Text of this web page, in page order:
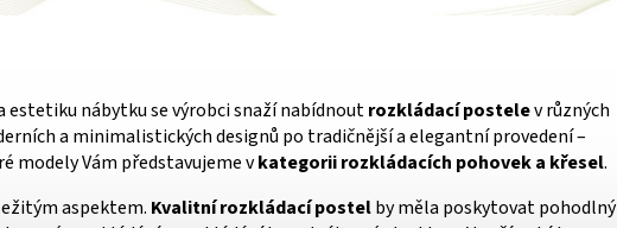
estetiku nábytku se výrobci snaží nabídnoutrozkládací postelev různých
a minimalistických designů po tradičnější a elegantní provedení –
modely Vám představujeme vkategorii rozkládacích pohovek a křesel.
aspektem. Kvalitní rozkládací postelby měla poskytovat pohodlný